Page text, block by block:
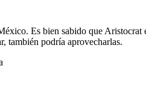
Es bien sabido que Aristocrat
también podría aprovecharlas.